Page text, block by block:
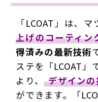
「LCOAT」は、
上げのコーティン
得済みの最新技術
ステを「LCOAT」
より、 デザイン
ができます。「